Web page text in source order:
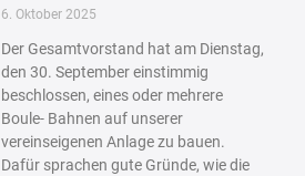
6. Oktober 2025
Der Gesamtvorstand hat am Dienstag,
den 30. September einstimmig
beschlossen, eines oder mehrere
Boule- Bahnen auf unserer
vereinseigenen Anlage zu bauen.
Dafür sprachen gute Gründe, wie die